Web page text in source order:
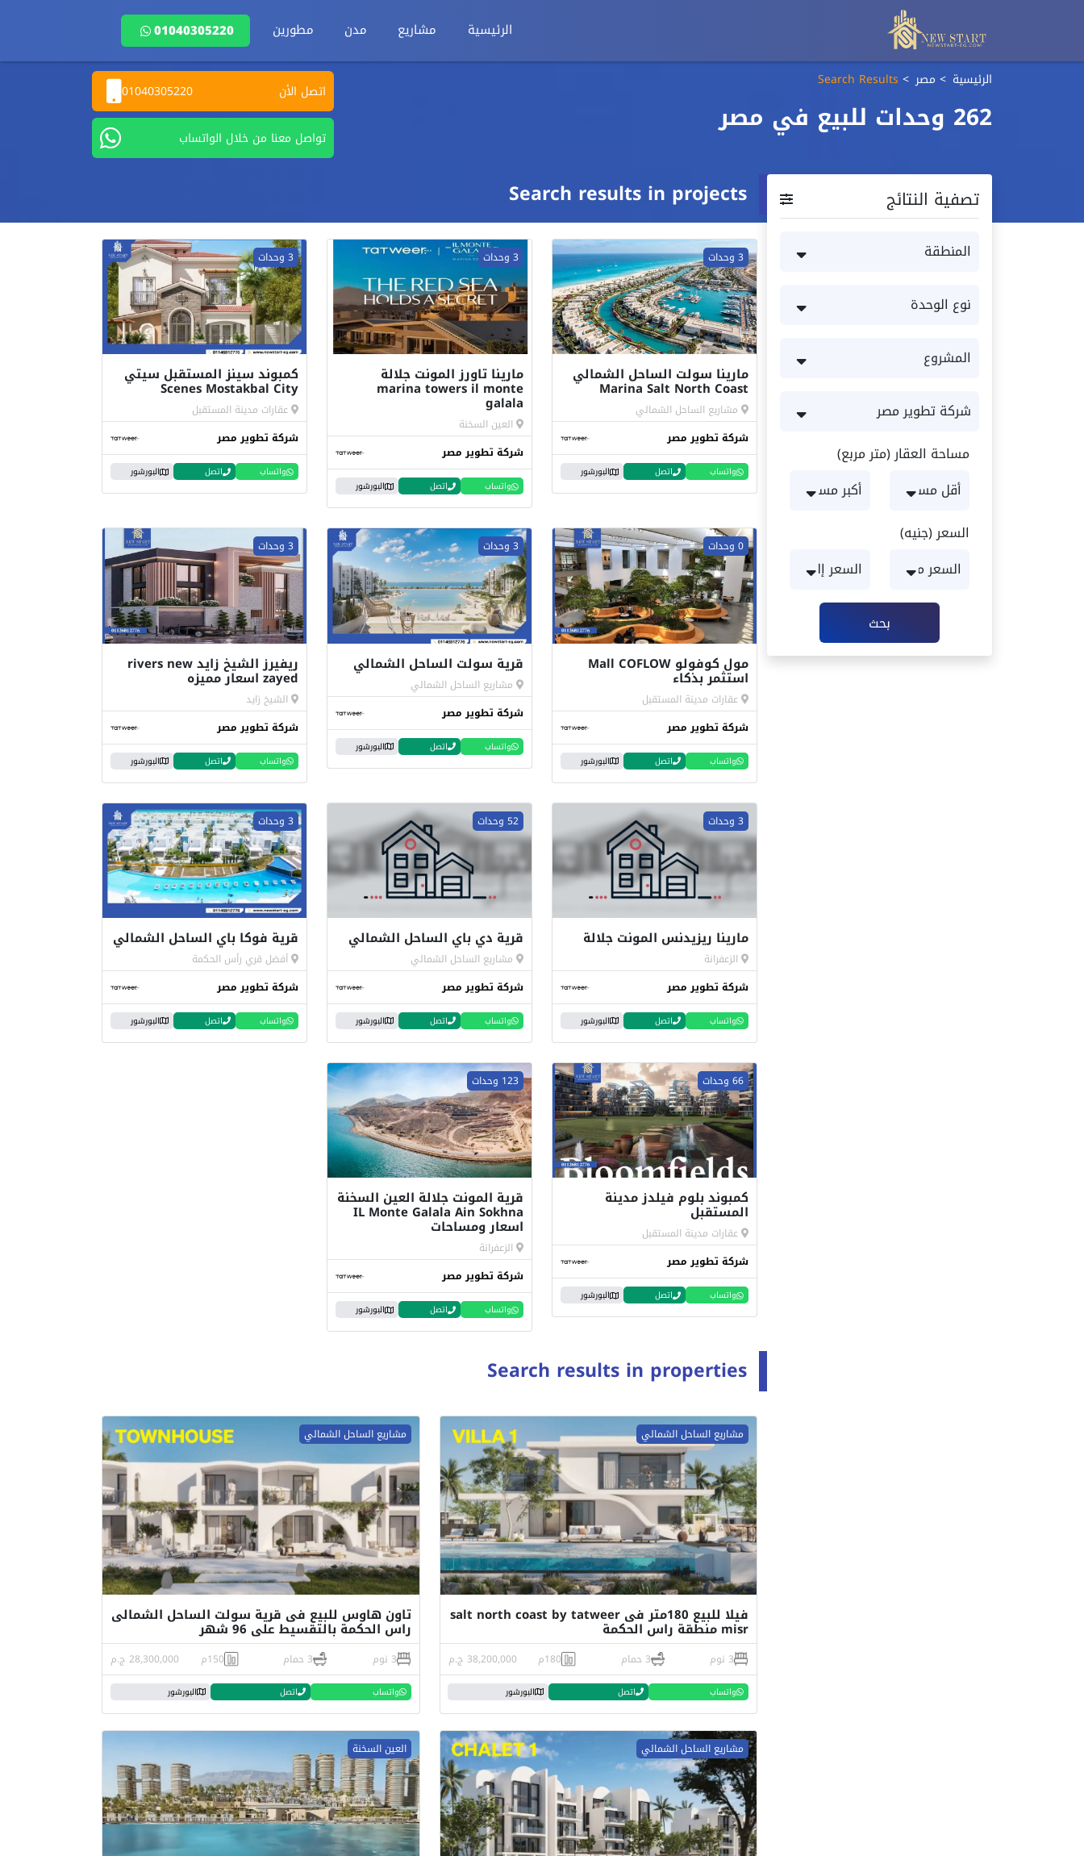
الرئيسية مشاريع مدن مطورين 01040305220
الرئيسية مصر Search Results
262 وحدات للبيع في مصر
اتصل الأن 01040305220
تواصل معنا من خلال الواتساب
تصفية النتائج
مساحة العقار (متر مربع)
السعر (جنيه)
بحث
Search results in projects
3 وحدات
مارينا سولت الساحل الشمالي
Marina Salt North Coast
مشاريع الساحل الشمالي
شركة تطوير مصر
واتساب اتصل البورشور
3 وحدات
مارينا تاورز المونت جلالة
marina towers il monte
galala
العين السخنة
شركة تطوير مصر
واتساب اتصل البورشور
3 وحدات
كمبوند سينز المستقبل سيتي
Scenes Mostakbal City
عقارات مدينة المستقبل
شركة تطوير مصر
واتساب اتصل البورشور
0 وحدات
مول كوفولو Mall COFLOW
استثمر بذكاء
عقارات مدينة المستقبل
شركة تطوير مصر
واتساب اتصل البورشور
3 وحدات
قرية سولت الساحل الشمالي
مشاريع الساحل الشمالي
شركة تطوير مصر
واتساب اتصل البورشور
3 وحدات
ريفيرز الشيخ زايد rivers new
zayed اسعار مميزه
الشيخ زايد
شركة تطوير مصر
واتساب اتصل البورشور
3 وحدات
مارينا ريزيدنس المونت جلالة
الزعفرانة
شركة تطوير مصر
واتساب اتصل البورشور
52 وحدات
قرية دي باي الساحل الشمالي
مشاريع الساحل الشمالي
شركة تطوير مصر
واتساب اتصل البورشور
3 وحدات
قرية فوكا باي الساحل الشمالي
أفضل قري رأس الحكمة
شركة تطوير مصر
واتساب اتصل البورشور
66 وحدات
كمبوند بلوم فيلدز مدينة
المستقبل
عقارات مدينة المستقبل
شركة تطوير مصر
واتساب اتصل البورشور
123 وحدات
قرية المونت جلالة العين السخنة
IL Monte Galala Ain Sokhna
اسعار ومساحات
الزعفرانة
شركة تطوير مصر
واتساب اتصل البورشور
Search results in properties
مشاريع الساحل الشمالي
فيلا للبيع 180متر فى salt north coast by tatweer
misr منطقة راس الحكمة
3 نوم 3 حمام 180م 38,200,000 ج.م
واتساب اتصل البورشور
مشاريع الساحل الشمالي
تاون هاوس للبيع فى قرية سولت الساحل الشمالى
راس الحكمة بالتقسيط على 96 شهر
3 نوم 3 حمام 150م 28,300,000 ج.م
واتساب اتصل البورشور
مشاريع الساحل الشمالي العين السخنة